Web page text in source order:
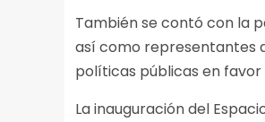
También se contó con la
así como representantes
políticas públicas en favor
La inauguración del